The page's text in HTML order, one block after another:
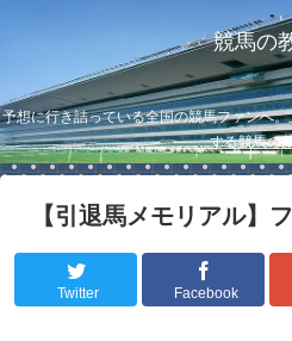
競馬の
予想に行き詰っている全国の競馬ファンへ
する競馬の
【引退馬メモリアル】
Twitter Facebook